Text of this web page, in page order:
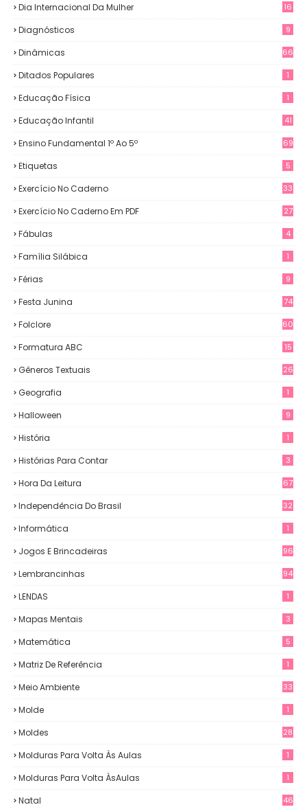
Dia Internacional Da Mulher 16
Diagnósticos 9
Dinâmicas 66
Ditados Populares 1
Educação Física 1
Educação Infantil 41
Ensino Fundamental 1º Ao 5º 69
Etiquetas 5
Exercício No Caderno 33
Exercício No Caderno Em PDF 27
Fábulas 4
Família Silábica 1
Férias 9
Festa Junina 74
Folclore 60
Formatura ABC 15
Gêneros Textuais 26
Geografia 1
Halloween 9
História 1
Histórias Para Contar 3
Hora Da Leitura 67
Independência Do Brasil 32
Informática 1
Jogos E Brincadeiras 96
Lembrancinhas 94
LENDAS 1
Mapas Mentais 3
Matemática 5
Matriz De Referência 1
Meio Ambiente 33
Molde 1
Moldes 28
Molduras Para Volta Às Aulas 1
Molduras Para Volta ÀsAulas 1
Natal 46